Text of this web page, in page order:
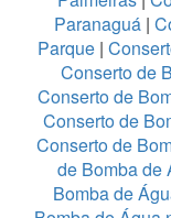
Paranaguá|
Parque |
Conserto de
Conserto de
Conserto de
Conserto de
de Bomba de
Bomba de